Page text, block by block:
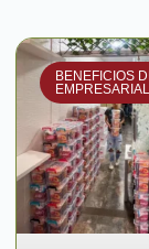
BENEFICIOS
EMPRESARIAL